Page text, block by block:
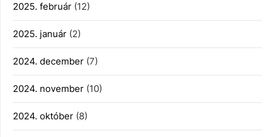
2025. február (12)
2025. január (2)
2024. december (7)
2024. november (10)
2024. október (8)